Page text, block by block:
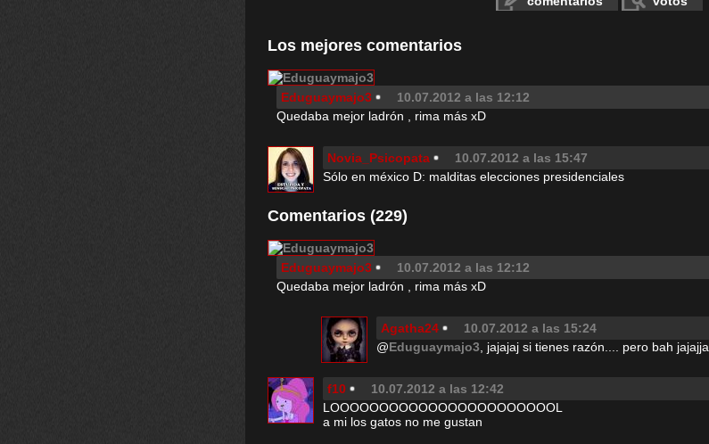
Los mejores comentarios
Eduguaymajo3 10.07.2012 a las 12:12
Quedaba mejor ladrón , rima más xD
Novia_Psicopata 10.07.2012 a las 15:47
Sólo en méxico D: malditas elecciones presidenciales
Comentarios (229)
Eduguaymajo3 10.07.2012 a las 12:12
Quedaba mejor ladrón , rima más xD
Agatha24 10.07.2012 a las 15:24
@Eduguaymajo3 , jajajaj si tienes razón.... pero bah jajajja
f10 10.07.2012 a las 12:42
LOOOOOOOOOOOOOOOOOOOOOOOL
a mi los gatos no me gustan